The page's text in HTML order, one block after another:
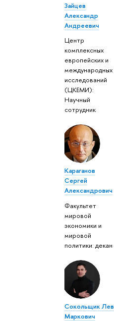
Зайцев
Александр
Андреевич
Центр
комплексных
европейских и
международных
исследований
(ЦКЕМИ):
Научный
сотрудник
Караганов
Сергей
Александрович
Факультет
мировой
экономики и
мировой
политики: декан
Сокольщик Лев
Маркович